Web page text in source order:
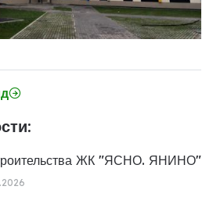
ЖК "ЯСНО. ЯНИНО"